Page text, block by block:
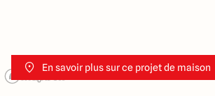
En savoir plus sur ce projet de maison